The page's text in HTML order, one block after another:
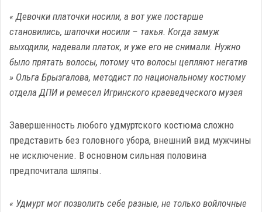
« Девочки платочки носили, а вот уже постарше
становились, шапочки носили – такья. Когда замуж
выходили, надевали платок, и уже его не снимали. Нужно
было прятать волосы, потому что волосы цепляют негатив
» Ольга Брызгалова, методист по национальному костюму
отдела ДПИ и ремесел Игринского краеведческого музея
Завершенность любого удмуртского костюма сложно
представить без головного убора, внешний вид мужчины
не исключение. В основном сильная половина
предпочитала шляпы.
« Удмурт мог позволить себе разные, не только войлочные